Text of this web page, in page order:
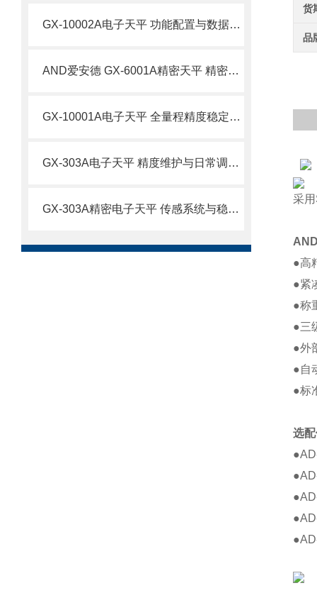
GX-10002A电子天平 功能配置与数据精准控制技术
AND爱安德 GX-6001A精密天平 精密科研与品质质检场景应用技术
GX-10001A电子天平 全量程精度稳定控制与运维技术
GX-303A电子天平 精度维护与日常调校技术要点
GX-303A精密电子天平 传感系统与稳定性技术原理
货
品
采
●高
●紧
●称
●三
●外
●自
●标
选